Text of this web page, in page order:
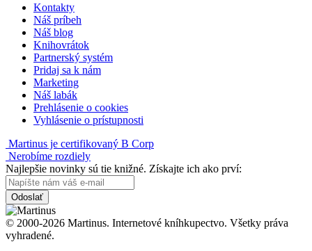
Kontakty
Náš príbeh
Náš blog
Knihovrátok
Partnerský systém
Pridaj sa k nám
Marketing
Náš labák
Prehlásenie o cookies
Vyhlásenie o prístupnosti
Martinus je certifikovaný B Corp
Nerobíme rozdiely
Najlepšie novinky sú tie knižné. Získajte ich ako prví:
Odoslať
© 2000-2026 Martinus. Internetové kníhkupectvo. Všetky práva
vyhradené.